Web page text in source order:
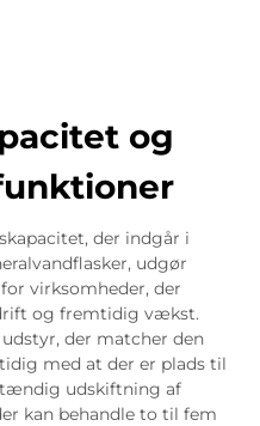
og
der indgår i
udgør
virksomheder, der
og fremtidig vækst.
der matcher den
med at der er plads til
udskiftning af
kan behandle to til fem